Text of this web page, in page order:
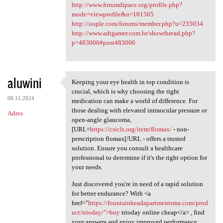
http://www.forumdipace.org/profile.php?
mode=viewprofile&u=181505
http://oople.com/forums/member.php?u=235034
http://www.adtgamer.com.br/showthread.php?
p=483006#post483006
aluwini
08.11.2024
Adres
Keeping your eye health in
Keeping your eye health in top condition is
crucial, which is why choosing the right
medication can make a world of difference. For
those dealing with elevated intraocular pressure or
open-angle glaucoma,
[URL=https://csicls.org/item/flomax/- non-
perscription flomax[/URL - offers a trusted
solution. Ensure you consult a healthcare
professional to determine if it's the right option for
your needs.
Just discovered you're in need of a rapid solution
for better endurance? With <a
href="https://fountainheadapartmentsma.com/prod
uct/trioday/">buytrioday online cheap</a> , find